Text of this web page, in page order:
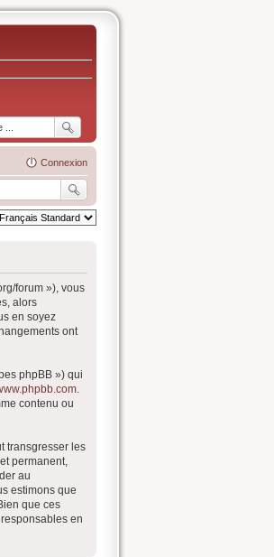
Connexion
forum »), vous
alors
en soyez
ont
phpBB ») qui
contenu ou
transgresser les
permanent,
au
estimons que
que ces
en